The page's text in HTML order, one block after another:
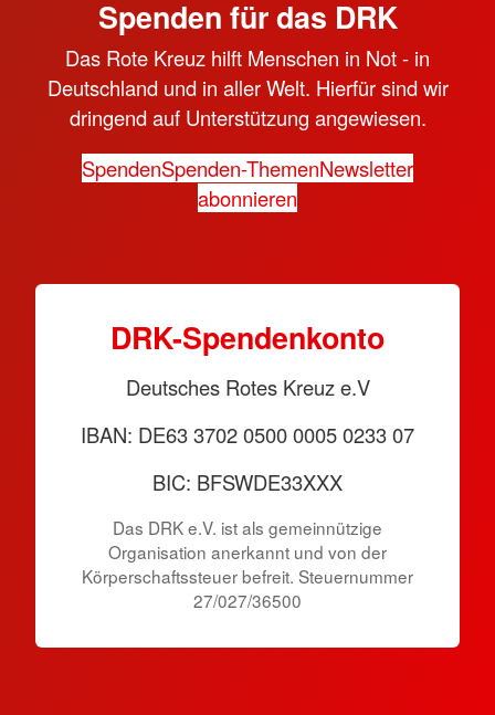
Spenden für das DRK
Das Rote Kreuz hilft Menschen in Not - in
Deutschland und in aller Welt. Hierfür sind wir
dringend auf Unterstützung angewiesen.
SpendenSpenden-ThemenNewsletter
abonnieren
DRK-Spendenkonto
Deutsches Rotes Kreuz e.V
IBAN: DE63 3702 0500 0005 0233 07
BIC: BFSWDE33XXX
Das DRK e.V. ist als gemeinnützige
Organisation anerkannt und von der
Körperschaftssteuer befreit. Steuernummer
27/027/36500